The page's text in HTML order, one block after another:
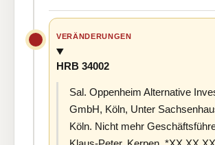
VERÄNDERUNGEN
HRB 34002
Sal. Oppenheim Alternative
GmbH, Köln, Unter
Köln. Nicht mehr